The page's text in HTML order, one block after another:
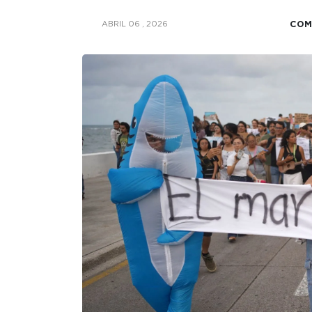
ABRIL 06 , 2026